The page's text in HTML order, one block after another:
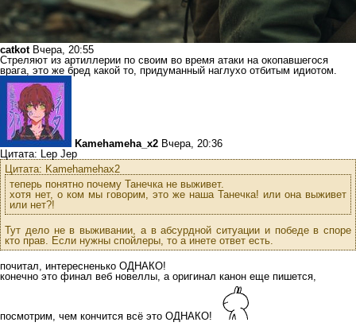
catkot Вчера, 20:55
Стреляют из артиллерии по своим во время атаки на окопавшегося
врага, это же бред какой то, придуманный наглухо отбитым идиотом.
Kamehameha_x2 Вчера, 20:36
Цитата: Lep Jep
Цитата: Kamehamehax2
теперь понятно почему Танечка не выживет.
хотя нет, о ком мы говорим, это же наша Танечка! или она выживет
или нет?!
Тут дело не в выживании, а в абсурдной ситуации и победе в споре
кто прав. Если нужны спойлеры, то а инете ответ есть.
почитал, интересненько ОДНАКО!
конечно это финал веб новеллы, а оригинал канон еще пишется,
посмотрим, чем кончится всё это ОДНАКО!